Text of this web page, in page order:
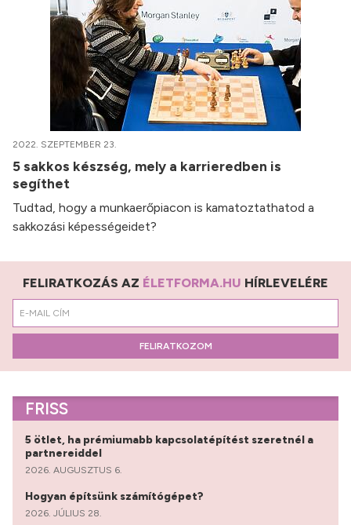
2022. SZEPTEMBER 23.
5 sakkos készség, mely a karrieredben is
segíthet
Tudtad, hogy a munkaerőpiacon is kamatoztathatod a
sakkozási képességeidet?
FELIRATKOZÁS AZ ÉLETFORMA.HU HÍRLEVELÉRE
FELIRATKOZOM
FRISS
5 ötlet, ha prémiumabb kapcsolatépítést szeretnél a
partnereiddel
2026. AUGUSZTUS 6.
Hogyan építsünk számítógépet?
2026. JÚLIUS 28.